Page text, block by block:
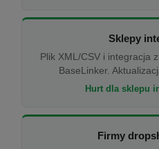
Sklepy
Plik XML/CSV i integracja
BaseLinker.
Hurt dla sklepu
Firmy